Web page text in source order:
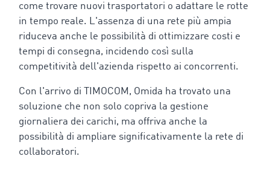
come trovare nuovi trasportatori o adattare le rotte
in tempo reale. L'assenza di una rete più ampia
riduceva anche le possibilità di ottimizzare costi e
tempi di consegna, incidendo così sulla
competitività dell'azienda rispetto ai concorrenti.
Con l'arrivo di TIMOCOM, Omida ha trovato una
soluzione che non solo copriva la gestione
giornaliera dei carichi, ma offriva anche la
possibilità di ampliare significativamente la rete di
collaboratori.